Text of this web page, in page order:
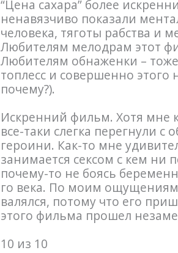
“Цена сахара” более
ненавязчиво показали
человека, тяготы рабства и
Любителям мелодрам этот
Любителям обнаженки –
топлесс и совершенно этого
почему?).
Искренний фильм. Хотя мне
все-таки слегка перегнули с
героини. Как-то мне
занимается сексом с кем ни
почему-то не боясь
го века. По моим ощущениям
валялся, потому что его
этого фильма прошел
10 из 10